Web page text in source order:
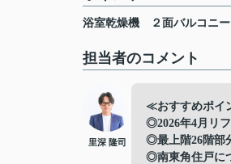
浴室乾燥機 ２面バルコニー
担当者のコメント
里深 隆司
≪おすすめポイ
◎2026年4月リ
◎最上階26階部
◎南東角住戸に